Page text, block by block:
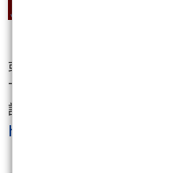
或加【非凡贏家】
Telegram：@ntu899
請點擊以下連結加入官方頻道
https://t.me/ntu899